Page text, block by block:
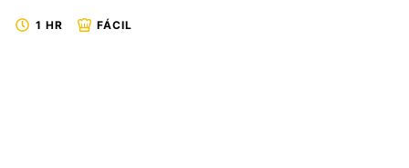
1 HR FÁCIL